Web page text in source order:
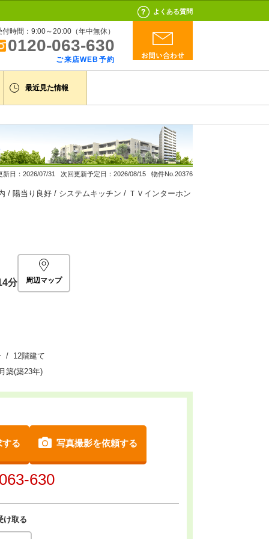
よくある質問
付時間：9:00～20:00（年中無休）
0120-063-630
ご来店WEB予約
最近見た情報
日：2026/07/31 次回更新予定日：2026/08/15 物件No.20376
/ 陽当り良好 / システムキッチン / ＴＶインターホン
分 周辺マップ
/ 12階建て
築(築23年)
する 写真撮影を依頼する
630
け取る